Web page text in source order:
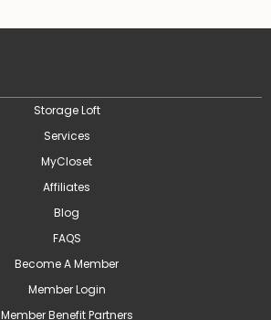
Storage Loft
Services
MyCloset
Affiliates
Blog
FAQS
Become A Member
Member Login
Member Benefit Partners